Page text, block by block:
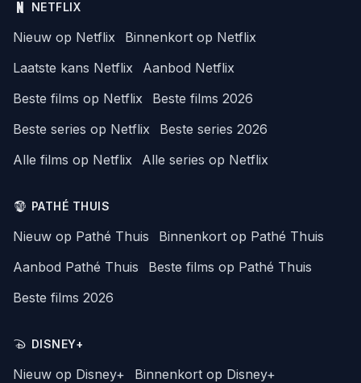
NETFLIX
Nieuw op Netflix
Binnenkort op Netflix
Laatste kans Netflix
Aanbod Netflix
Beste films op Netflix
Beste films 2026
Beste series op Netflix
Beste series 2026
Alle films op Netflix
Alle series op Netflix
PATHÉ THUIS
Nieuw op Pathé Thuis
Binnenkort op Pathé Thuis
Aanbod Pathé Thuis
Beste films op Pathé Thuis
Beste films 2026
DISNEY+
Nieuw op Disney+
Binnenkort op Disney+